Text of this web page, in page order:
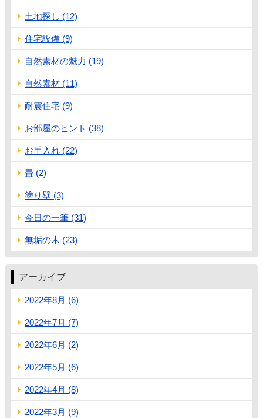
土地探し (12)
住宅設備 (9)
自然素材の魅力 (19)
自然素材 (11)
耐震住宅 (9)
お部屋のヒント (38)
お手入れ (22)
畳 (2)
塗り壁 (3)
今日の一筆 (31)
無垢の木 (23)
アーカイブ
2022年8月 (6)
2022年7月 (7)
2022年6月 (2)
2022年5月 (6)
2022年4月 (8)
2022年3月 (9)